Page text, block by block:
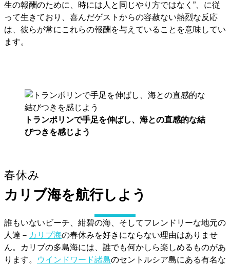
生の報酬のために、時には人と同じやり方ではなく”、に従
って生きており、喜んだゲストからの容赦ない熱烈な反応
は、彼らが常にこれらの報酬を与えていることを意味してい
ます。
トランポリンで手足を伸ばし、海との直感的な結
びつきを感じよう
春休み
カリブ海を航行しよう
誰もいないビーチ、紺碧の海、そしてフレンドリーな地元の
人達－ カリブ海の春休みを好きにならない理由はありませ
ん。カリブの多島海には、誰でも何かしら楽しめるものがあ
ります。
ウインドワード諸島のセントルシア島にある有名な